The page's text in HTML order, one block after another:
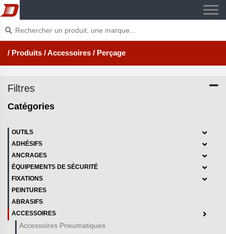
/ Produits / Accessoires / Perçage
Filtres
Catégories
OUTILS
ADHÉSIFS
ANCRAGES
ÉQUIPEMENTS DE SÉCURITÉ
FIXATIONS
PEINTURES
ABRASIFS
ACCESSOIRES
Accessoires Pneumatiques